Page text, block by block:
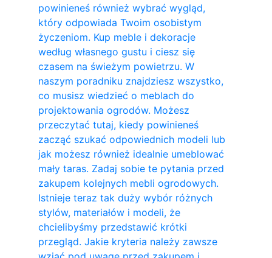
powinieneś również wybrać wygląd,
który odpowiada Twoim osobistym
życzeniom. Kup meble i dekoracje
według własnego gustu i ciesz się
czasem na świeżym powietrzu. W
naszym poradniku znajdziesz wszystko,
co musisz wiedzieć o meblach do
projektowania ogrodów. Możesz
przeczytać tutaj, kiedy powinieneś
zacząć szukać odpowiednich modeli lub
jak możesz również idealnie umeblować
mały taras. Zadaj sobie te pytania przed
zakupem kolejnych mebli ogrodowych.
Istnieje teraz tak duży wybór różnych
stylów, materiałów i modeli, że
chcielibyśmy przedstawić krótki
przegląd. Jakie kryteria należy zawsze